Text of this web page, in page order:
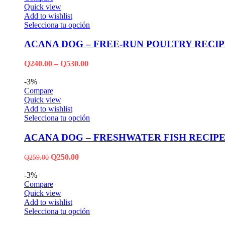
Quick view
Add to wishlist
Selecciona tu opción
ACANA DOG – FREE-RUN POULTRY
Q240.00 – Q530.00
-3%
Compare
Quick view
Add to wishlist
Selecciona tu opción
ACANA DOG – FRESHWATER FISH RECIPE
Q259.00 Q250.00
-3%
Compare
Quick view
Add to wishlist
Selecciona tu opción